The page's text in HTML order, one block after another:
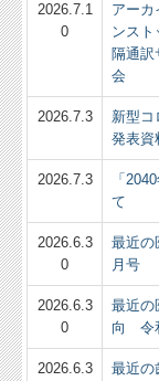
2026.7.1
0
アーカ
ンスト
隔通訳
会
2026.7.3
新型コ
発表資
2026.7.3
「
て
2026.6.3
0
最近の
月号
2026.6.3
0
最近の
向 令
2026.6.3
最近の